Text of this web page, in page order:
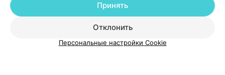
О проекте Новости проекта
Размещение рекламы
Медицинский маркетинг
Публичный договор
Пользовательское соглашение
Способы оплаты
Отклонить
Принять
Персональные настройки Cookie